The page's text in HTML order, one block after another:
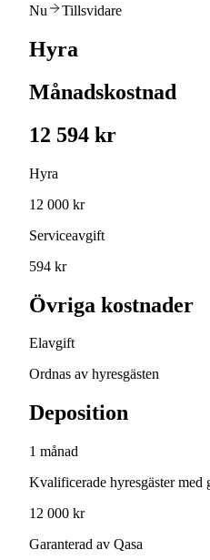
Nu Tillsvidare
Hyra
Månadskostnad
12 594 kr
Hyra
12 000 kr
Serviceavgift
594 kr
Övriga kostnader
Elavgift
Ordnas av hyresgästen
Deposition
1 månad
Kvalificerade hyresgäster
12 000 kr
Garanterad av Qasa